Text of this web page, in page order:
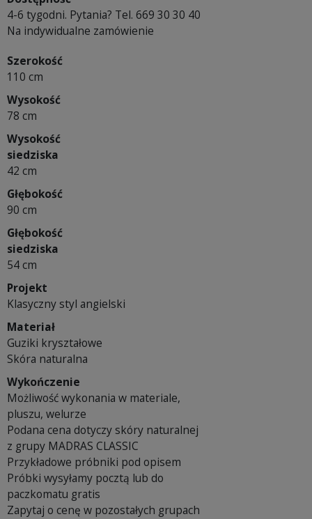
4-6 tygodni. Pytania? Tel. 669 30 30 40
Na indywidualne zamówienie
Szerokość
110 cm
Wysokość
78 cm
Wysokość
siedziska
42 cm
Głębokość
90 cm
Głębokość
siedziska
54 cm
Projekt
Klasyczny styl angielski
Materiał
Guziki kryształowe
Skóra naturalna
Wykończenie
Możliwość wykonania w materiale,
pluszu, welurze
Podana cena dotyczy skóry naturalnej
z grupy MADRAS CLASSIC
Przykładowe próbniki pod opisem
Próbki wysyłamy pocztą lub do
paczkomatu gratis
Zapytaj o cenę w pozostałych grupach